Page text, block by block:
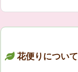
花便りについて